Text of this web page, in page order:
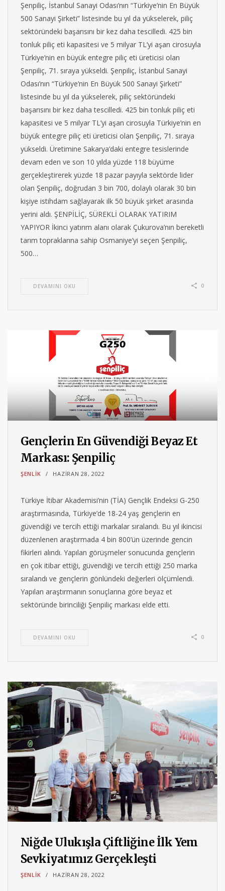
Şenpiliç, İstanbul Sanayi Odası’nın “Türkiye’nin En Büyük
500 Sanayi Şirketi” listesinde bu yıl da yükselerek, piliç
sektöründeki başarısını bir kez daha tescilledi. 425 bin
tonluk piliç eti kapasitesi ve 5 milyar TL’yi aşan cirosuyla
Türkiye’nin en büyük entegre piliç eti üreticisi olan
Şenpiliç, 71. sıraya yükseldi. Şenpiliç, İstanbul Sanayi
Odası’nın “Türkiye’nin En Büyük 500 Sanayi Şirketi”
listesinde bu yıl da yükselerek, piliç sektöründeki
başarısını bir kez daha tescilledi. 425 bin tonluk piliç eti
kapasitesi ve 5 milyar TL’yi aşan cirosuyla Türkiye’nin en
büyük entegre piliç eti üreticisi olan Şenpiliç, 71. sıraya
yükseldi. Üretimine Sakarya’daki entegre tesislerinde
devam eden ve son 10 yılda yüzde 118 büyüme
gerçekleştirerek yüzde 18 pazar payıyla sektörde lider
olan Şenpiliç, doğrudan 3 bin 700, dolaylı olarak 30 bin
kişiye istihdam sağlayarak ilk 50 büyük şirket arasında
yerini aldı. ŞENPİLİÇ, SÜREKLİ OLARAK YATIRIM
YAPIYOR İkinci yatırım alanı olarak Çukurova’nın bereketli
tarım topraklarına sahip Osmaniye’yi seçen Şenpiliç,
500…
DEVAMINI OKU 0
Gençlerin En Güvendiği Beyaz Et
Markası: Şenpiliç
ŞENLIK HAZIRAN 28, 2022
Türkiye İtibar Akademisi’nin (TİA) Gençlik Endeksi G-250
araştırmasında, Türkiye’de 18-24 yaş gençlerin en
güvendiği ve tercih ettiği markalar sıralandı. Bu yıl ikincisi
düzenlenen araştırmada 4 bin 800’ün üzerinde gencin
fikirleri alındı. Yapılan görüşmeler sonucunda gençlerin
en çok itibar ettiği, güvendiği ve tercih ettiği 250 marka
sıralandı ve gençlerin gönlündeki değerleri ölçümlendi.
Yapılan araştırmanın sonuçlarına göre beyaz et
sektöründe birinciliği Şenpiliç markası elde etti.
DEVAMINI OKU 0
Niğde Ulukışla Çiftliğine İlk Yem
Sevkiyatımız Gerçekleşti
ŞENLIK HAZIRAN 28, 2022